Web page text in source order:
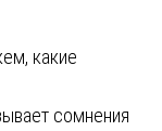
какие
сомнения